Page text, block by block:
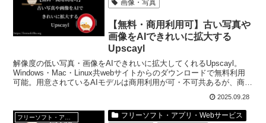
画像・写真
【無料・商用利用可】古い写真や
画像をAIできれいに拡大する
Upscayl
解像度の低い写真・画像をAIできれいに拡大してくれるUpscayl。
Windows・Mac・Linux共webサイトからのダウンロードで無料利用
可能。用意されているAIモデルは商用利用が可・不可共あるが、商用
2025.09.28
フリーソフト・アプリ・Webサービス